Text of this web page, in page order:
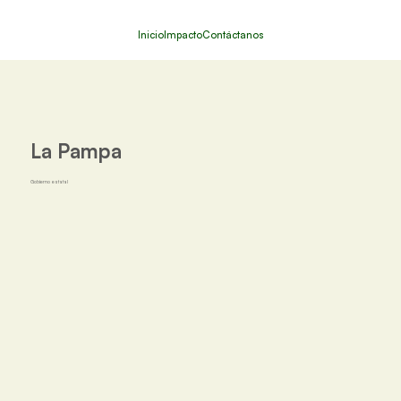
InicioImpactoContáctanos
La Pampa
Gobierno estatal